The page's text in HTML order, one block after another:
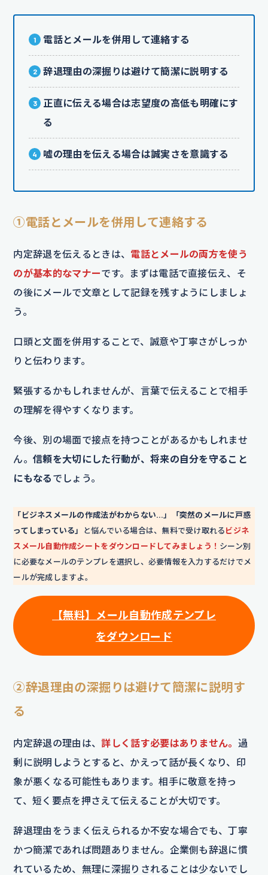
電話とメールを併用して連絡する
辞退理由の深掘りは避けて簡潔に説明する
正直に伝える場合は志望度の高低も明確にす
る
嘘の理由を伝える場合は誠実さを意識する
①電話とメールを併用して連絡する
内定辞退を伝えるときは、 電話とメールの両方を使う
のが基本的なマナーです。まずは電話で直接伝え、そ
の後にメールで文章として記録を残すようにしましょ
う。
口頭と文面を併用することで、誠意や丁寧さがしっか
りと伝わります。
緊張するかもしれませんが、言葉で伝えることで相手
の理解を得やすくなります。
今後、別の場面で接点を持つことがあるかもしれませ
ん。信頼を大切にした行動が、将来の自分を守ること
にもなる でしょう。
「ビジネスメールの作成法がわからない…」「突然のメールに戸惑
ってしまっている」
と悩んでいる場合は、無料で受け取れるビジネ
スメール自動作成シートをダウンロードしてみましょう！ シーン別
に必要なメールのテンプレを選択し、必要情報を入力するだけでメ
ールが完成しますよ。
【無料】メール自動作成テンプレ
をダウンロード
②辞退理由の深掘りは避けて簡潔に説明す
る
内定辞退の理由は、詳しく話す必要はありません。 過
剰に説明しようとすると、かえって話が長くなり、印
象が悪くなる可能性もあります。相手に敬意を持っ
て、短く要点を押さえて伝えることが大切です。
辞退理由をうまく伝えられるか不安な場合でも、丁寧
かつ簡潔であれば問題ありません。企業側も辞退に慣
れているため、無理に深掘りされることは少ないでし